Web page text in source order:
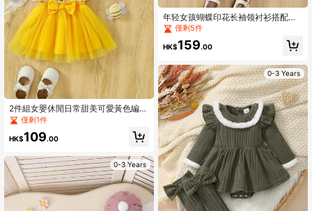
2件組女嬰休閒日常甜美可愛黃色編織
短袖蜜蜂印花拼接黃色網紗洋裝與滿
版印花帽子套裝，夏季
僅剩1件
HK$109.00
0-3 Years
年轻女孩蝴蝶印花长袖领衬衫搭配拼
布裙装，日常穿着，春/秋
僅剩5件
HK$159.00
0-3 Years